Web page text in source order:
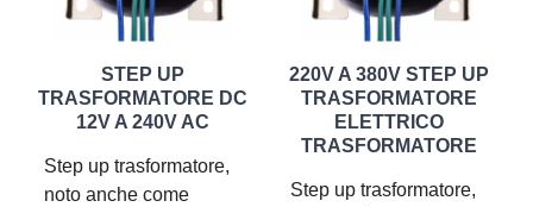
STEP UP
TRASFORMATORE DC
12V A 240V AC
Step up trasformatore,
noto anche come
220V A 380V STEP UP
TRASFORMATORE
ELETTRICO
TRASFORMATORE
Step up trasformatore,